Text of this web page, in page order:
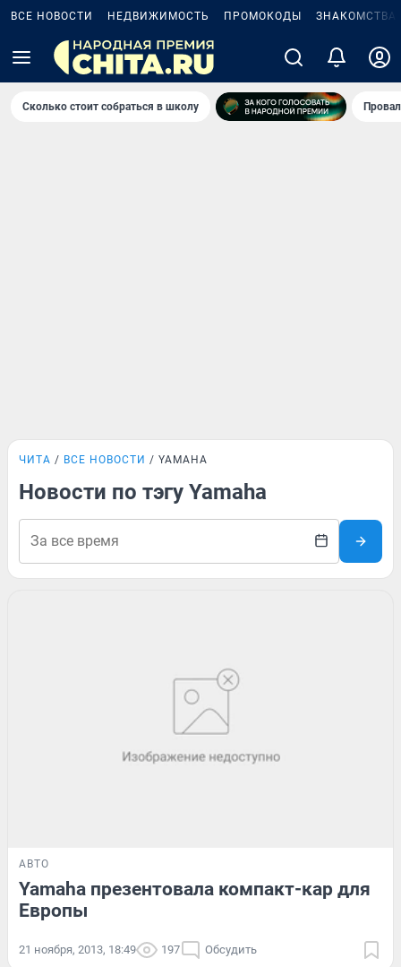
ВСЕ НОВОСТИ НЕДВИЖИМОСТЬ ПРОМОКОДЫ ЗНАКОМСТВА
Сколько стоит собраться в школу
ЧИТА ВСЕ НОВОСТИ YAMAHA
Новости по тэгу Yamaha
АВТО
Yamaha презентовала компакт-кар для
Европы
21 ноября, 2013, 18:49 197 Обсудить